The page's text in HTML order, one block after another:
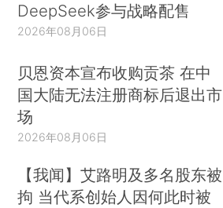
DeepSeek参与战略配售
2026年08月06日
贝恩资本宣布收购贡茶 在中
国大陆无法注册商标后退出市
场
2026年08月06日
【我闻】艾路明及多名股东被
拘 当代系创始人因何此时被